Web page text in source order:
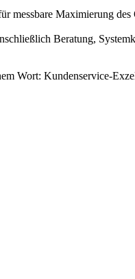
messbare Maximierung des
Beratung,
Wort: Kundenservice-